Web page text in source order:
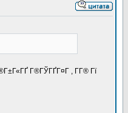
Г®ГЎГҐГ¤Г , Г­Г® Гї